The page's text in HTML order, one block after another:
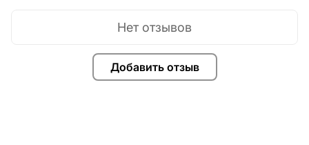
Добавить отзыв
Нет отзывов